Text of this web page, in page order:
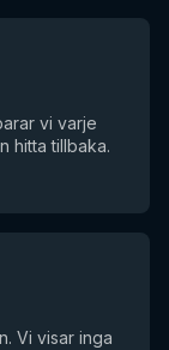
vi varje
hitta tillbaka.
Vi visar inga